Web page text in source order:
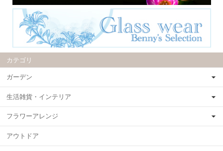
カテゴリ
ガーデン
生活雑貨・インテリア
フラワーアレンジ
アウトドア